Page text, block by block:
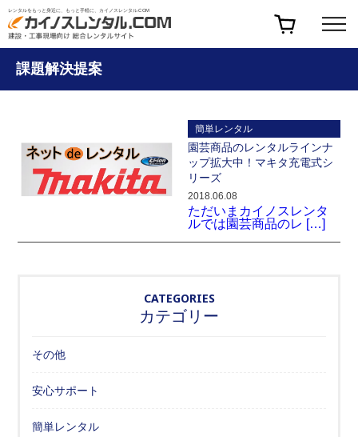
レンタルをもっと身近に、もっと手軽に、カイノスレンタル.COM
課題解決提案
簡単レンタル
園芸商品のレンタルラインナ
ップ拡大中！マキタ充電式シ
リーズ
2018.06.08
ただいまカイノスレンタ
ルでは園芸商品のレ […]
CATEGORIES
カテゴリー
その他
安心サポート
簡単レンタル